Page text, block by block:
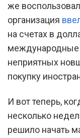
же
организация
на счетах в
международные
неприятных
покупку
И вот теперь,
несколько
решило начать